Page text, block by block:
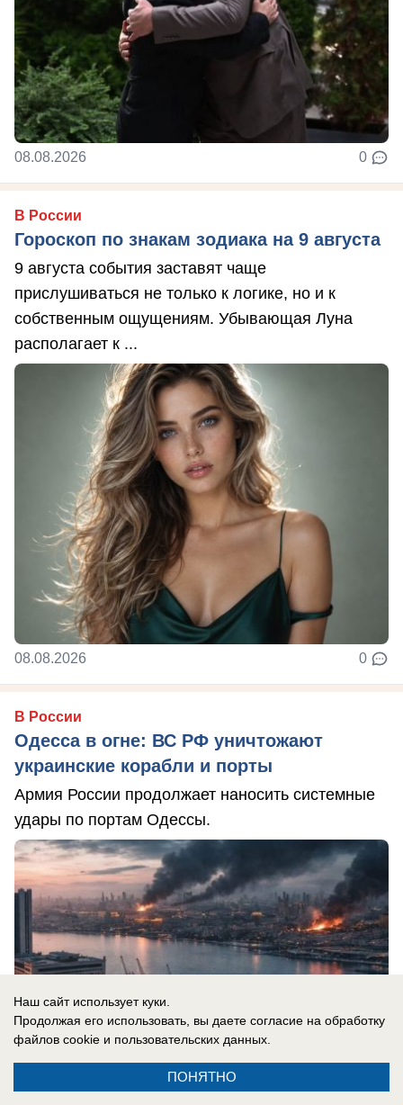
08.08.2026 0
В России
Гороскоп по знакам зодиака на 9 августа
9 августа события заставят чаще
прислушиваться не только к логике, но и к
собственным ощущениям. Убывающая Луна
располагает к ...
08.08.2026 0
В России
Одесса в огне: ВС РФ уничтожают
украинские корабли и порты
Армия России продолжает наносить системные
удары по портам Одессы.
Наш сайт использует куки.
Продолжая его использовать, вы даете согласие на обработку
файлов cookie и пользовательских данных.
ПОНЯТНО